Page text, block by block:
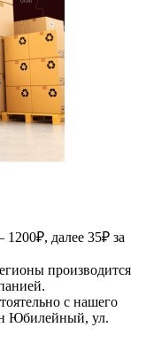
далее 35₽ за
производится
с нашего
н Юбилейный, ул.